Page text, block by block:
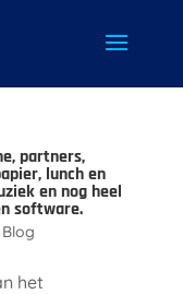
partners,
lunch en
en nog heel
software.
Blog
het